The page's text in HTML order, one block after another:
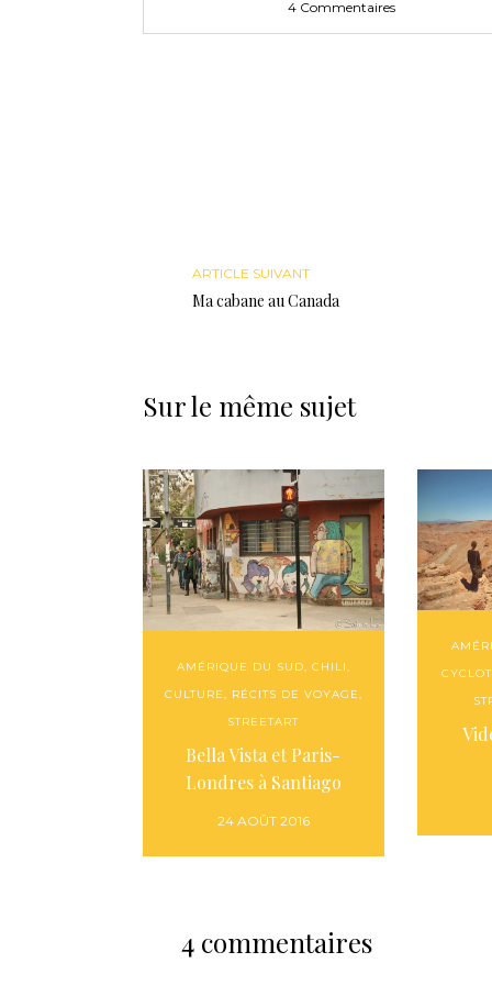
4 Commentaires
ARTICLE SUIVANT
Ma cabane au Canada
Sur le même sujet
AMÉRIQUE DU SUD, CHILI,
CULTURE, RÉCITS DE VOYAGE,
STREETART
Bella Vista et Paris-
Londres à Santiago
24 AOÛT 2016
4 commentaires